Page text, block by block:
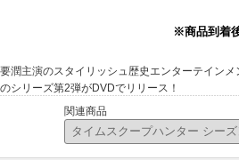
※商品到着
要潤主演のスタイリッシュ歴史エンターテインメ
のシリーズ第2弾がDVDでリリース！
関連商品